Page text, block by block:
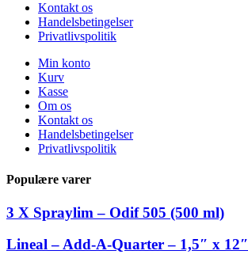
Kontakt os
Handelsbetingelser
Privatlivspolitik
Min konto
Kurv
Kasse
Om os
Kontakt os
Handelsbetingelser
Privatlivspolitik
Populære varer
3 X Spraylim – Odif 505 (500 ml)
Lineal – Add-A-Quarter – 1,5″ x 12″